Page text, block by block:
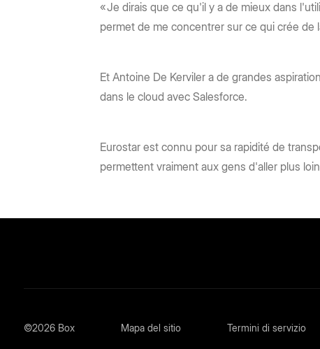
« Je dirais que ce qu'il y a de mieux dans
permet de me concentrer sur ce qui crée de
Et Antoine De Kerviler a de grandes
dans le cloud avec Salesforce.
Eurostar est connu pour sa rapidité de
permettent vraiment aux gens d'aller plus
©2026 Box Mapa del sitio Termini di servizio